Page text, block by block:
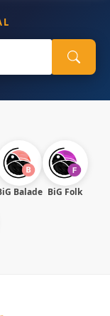
Balade BiG Folk